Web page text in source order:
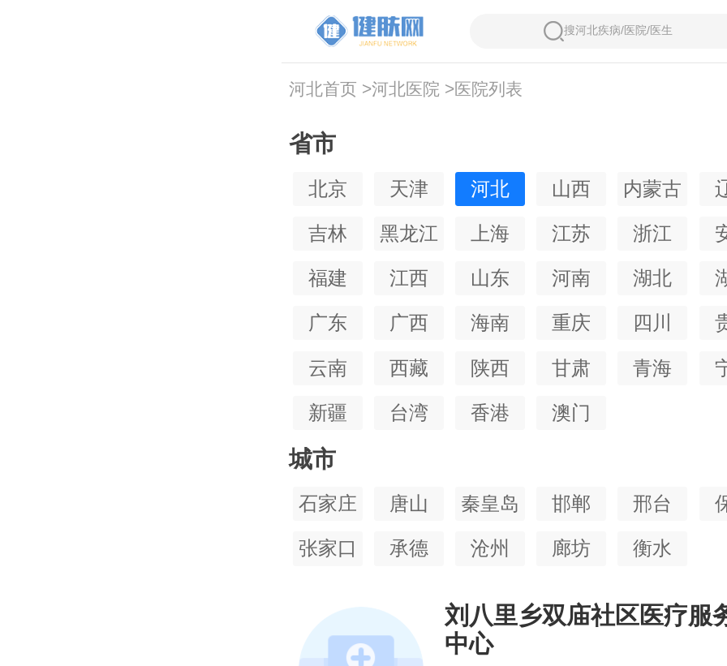
搜河北疾病/医院/医生
河北首页 >河北医院 >医院列表
省市
北京 天津 河北 山西 内蒙古
吉林 黑龙江 上海 江苏 浙江
福建 江西 山东 河南 湖北
广东 广西 海南 重庆 四川
云南 西藏 陕西 甘肃 青海
新疆 台湾 香港 澳门
城市
石家庄 唐山 秦皇岛 邯郸 邢台
张家口 承德 沧州 廊坊 衡水
刘八里乡双庙社区医疗服
中心